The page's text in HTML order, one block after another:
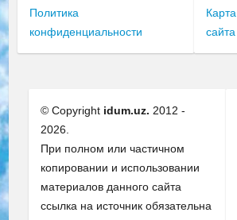
Политика
конфиденциальности
Карта
сайта
© Copyright idum.uz. 2012 -
2026.
При полном или частичном
копировании и использовании
материалов данного сайта
ссылка на источник обязательна